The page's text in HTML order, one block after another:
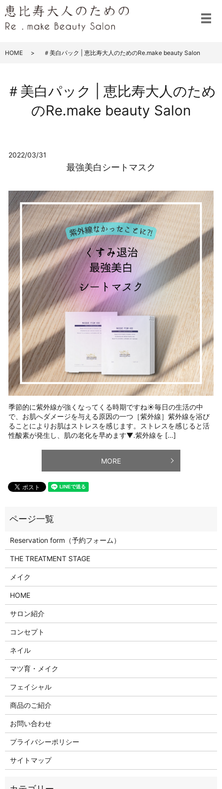
メ
HOME ＃美白パック | 恵比寿大人のためのRe.make beauty Salon
＃美白パック | 恵比寿大人のため
のRe.make beauty Salon
2022/03/31
最強美白シートマスク
季節的に紫外線が強くなってくる時期ですね☀️毎日の生活の中
で、お肌へダメージを与える原因の一つ［紫外線］紫外線を浴び
ることによりお肌はストレスを感じます。ストレスを感じると活
性酸素が発生し、肌の老化を早めます▼.紫外線を […]
MORE
Reservation form（予約フォーム）
THE TREATMENT STAGE
メイク
HOME
サロン紹介
コンセプト
ネイル
マツ育・メイク
フェイシャル
商品のご紹介
お問い合わせ
プライバシーポリシー
サイトマップ